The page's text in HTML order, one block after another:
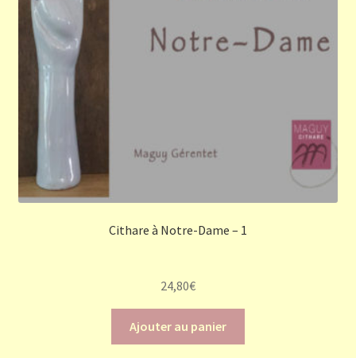
Cithare à Notre-Dame – 1
24,80€
Ajouter au panier